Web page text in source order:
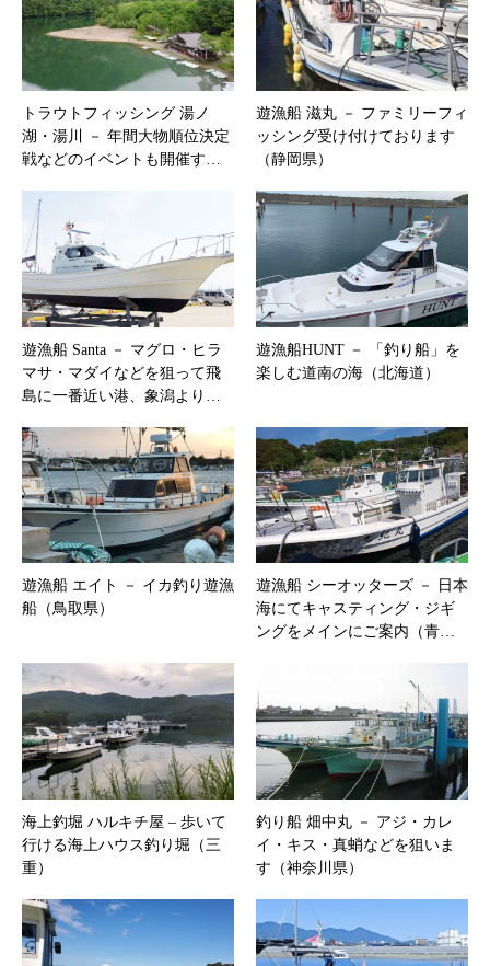
トラウトフィッシング 湯ノ
湖・湯川 － 年間大物順位決定
戦などのイベントも開催す…
遊漁船 滋丸 － ファミリーフィ
ッシング受け付けております
（静岡県）
遊漁船 Santa － マグロ・ヒラ
マサ・マダイなどを狙って飛
島に一番近い港、象潟より…
遊漁船HUNT － 「釣り船」を
楽しむ道南の海（北海道）
遊漁船 エイト － イカ釣り遊漁
船（鳥取県）
遊漁船 シーオッターズ － 日本
海にてキャスティング・ジギ
ングをメインにご案内（青…
海上釣堀 ハルキチ屋 – 歩いて
行ける海上ハウス釣り堀（三
重）
釣り船 畑中丸 － アジ・カレ
イ・キス・真蛸などを狙いま
す（神奈川県）